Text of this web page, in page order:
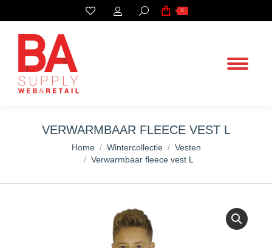
Search: 0
VERWARMBAAR FLEECE VEST L
Home Wintercollectie
Vesten
Verwarmbaar fleece vest L